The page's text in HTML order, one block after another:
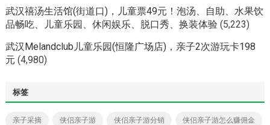
武汉禧汤生活馆(街道口)，儿童票49元！泡汤、自助、水果饮
品畅吃、儿童乐园、休闲娱乐、脱口秀、换装体验 (5,223)
武汉Melandclub儿童乐园(恒隆广场店)，亲子2次游玩卡198
元 (4,980)
标签
亲子采摘 侠侣亲子游 侠侣亲子游分销 侠侣亲子游怎么赚佣金